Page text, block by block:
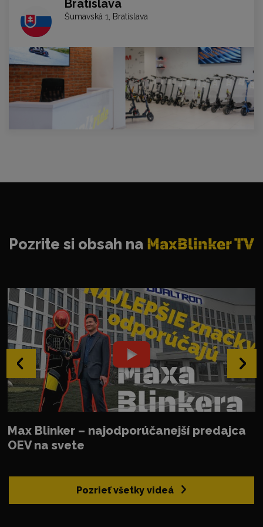
Bratislava
Šumavská 1, Bratislava
Pozrieť všetky videá
Pozrite si obsah na MaxBlinker TV
Max Blinker – najodporúčanejší predajca
OEV na svete
‹ ›